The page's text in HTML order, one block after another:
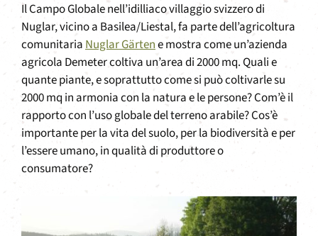
Il Campo Globale nell’idilliaco villaggio svizzero di
Nuglar, vicino a Basilea/Liestal, fa parte dell’agricoltura
comunitariaNuglar Gärtene mostra come un’azienda
agricola Demeter coltiva un’area di 2000 mq. Quali e
quante piante, e soprattutto come si può coltivarle su
2000 mq in armonia con la natura e le persone? Com’è il
rapporto con l’uso globale del terreno arabile? Cos’è
importante per la vita del suolo, per la biodiversità e per
l’essere umano, in qualità di produttore o
consumatore?